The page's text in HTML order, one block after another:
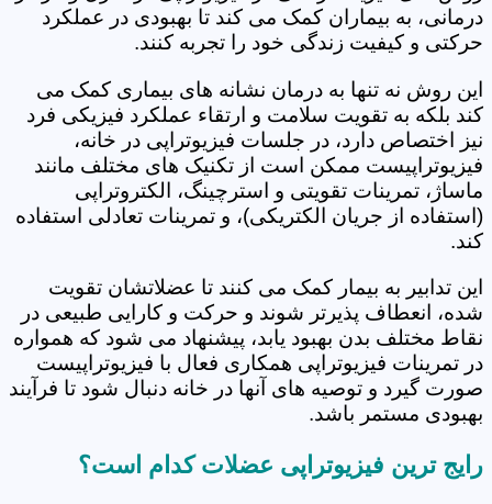
درمانی، به بیماران کمک می کند تا بهبودی در عملکرد
حرکتی و کیفیت زندگی خود را تجربه کنند.
این روش نه تنها به درمان نشانه های بیماری کمک می
کند بلکه به تقویت سلامت و ارتقاء عملکرد فیزیکی فرد
نیز اختصاص دارد، در جلسات فیزیوتراپی در خانه،
فیزیوتراپیست ممکن است از تکنیک های مختلف مانند
ماساژ، تمرینات تقویتی و استرچینگ، الکتروتراپی
(استفاده از جریان الکتریکی)، و تمرینات تعادلی استفاده
کند.
این تدابیر به بیمار کمک می کنند تا عضلاتشان تقویت
شده، انعطاف پذیرتر شوند و حرکت و کارایی طبیعی در
نقاط مختلف بدن بهبود یابد، پیشنهاد می شود که همواره
در تمرینات فیزیوتراپی همکاری فعال با فیزیوتراپیست
صورت گیرد و توصیه های آنها در خانه دنبال شود تا فرآیند
بهبودی مستمر باشد.
رایج ترین فیزیوتراپی عضلات کدام است؟